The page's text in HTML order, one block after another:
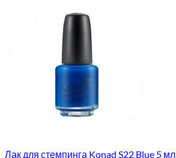
Лак для стемпинга Konad S22 Blue 5 мл